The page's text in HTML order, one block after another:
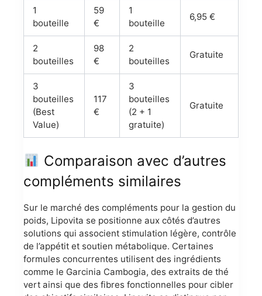
1
bouteille
59
€
1
bouteille
6,95 €
2
bouteilles
98
€
2
bouteilles
Gratuite
3
bouteilles
(Best
Value)
117
€
3
bouteilles
(2 + 1
gratuite)
Gratuite
Comparaison avec d’autres
compléments similaires
Sur le marché des compléments pour la gestion du
poids, Lipovita se positionne aux côtés d’autres
solutions qui associent stimulation légère, contrôle
de l’appétit et soutien métabolique. Certaines
formules concurrentes utilisent des ingrédients
comme le Garcinia Cambogia, des extraits de thé
vert ainsi que des fibres fonctionnelles pour cibler